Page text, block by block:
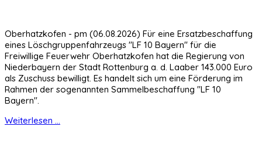
Oberhatzkofen - pm (06.08.2026) Für eine Ersatzbeschaffung
eines Löschgruppenfahrzeugs "LF 10 Bayern" für die
Freiwillige Feuerwehr Oberhatzkofen hat die Regierung von
Niederbayern der Stadt Rottenburg a. d. Laaber 143.000 Euro
als Zuschuss bewilligt. Es handelt sich um eine Förderung im
Rahmen der sogenannten Sammelbeschaffung "LF 10
Bayern".
Weiterlesen ...